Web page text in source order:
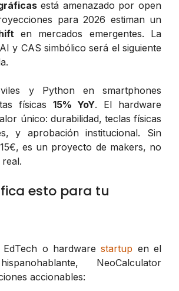
está amenazado por open
para 2026 estiman un
en mercados emergentes. La
y CAS simbólico será el siguiente
y Python en smartphones
físicas 15% YoY. El hardware
único: durabilidad, teclas físicas
y aprobación institucional. Sin
es un proyecto de makers, no
esto para tu
EdTech o hardwarestartup en el
NeoCalculator
accionables: